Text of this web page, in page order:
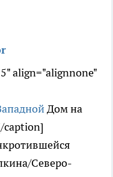
align="alignnone"
Дом на
caption]
Северо-